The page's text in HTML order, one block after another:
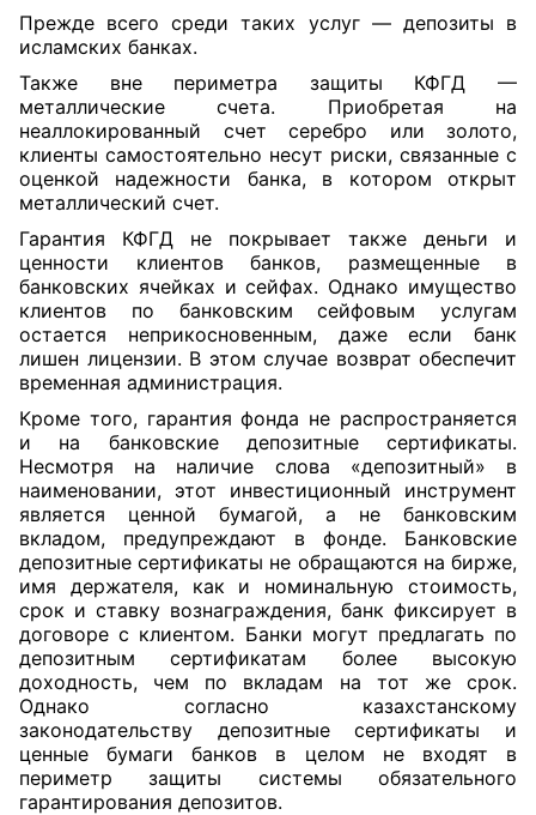
Прежде всего среди таких услуг — депозиты в
исламских банках.
Также вне периметра защиты КФГД —
металлические счета. Приобретая на
неаллокированный счет серебро или золото,
клиенты самостоятельно несут риски, связанные с
оценкой надежности банка, в котором открыт
металлический счет.
Гарантия КФГД не покрывает также деньги и
ценности клиентов банков, размещенные в
банковских ячейках и сейфах. Однако имущество
клиентов по банковским сейфовым услугам
остается неприкосновенным, даже если банк
лишен лицензии. В этом случае возврат обеспечит
временная администрация.
Кроме того, гарантия фонда не распространяется
и на банковские депозитные сертификаты.
Несмотря на наличие слова «депозитный» в
наименовании, этот инвестиционный инструмент
является ценной бумагой, а не банковским
вкладом, предупреждают в фонде. Банковские
депозитные сертификаты не обращаются на бирже,
имя держателя, как и номинальную стоимость,
срок и ставку вознаграждения, банк фиксирует в
договоре с клиентом. Банки могут предлагать по
депозитным сертификатам более высокую
доходность, чем по вкладам на тот же срок.
Однако согласно казахстанскому
законодательству депозитные сертификаты и
ценные бумаги банков в целом не входят в
периметр защиты системы обязательного
гарантирования депозитов.